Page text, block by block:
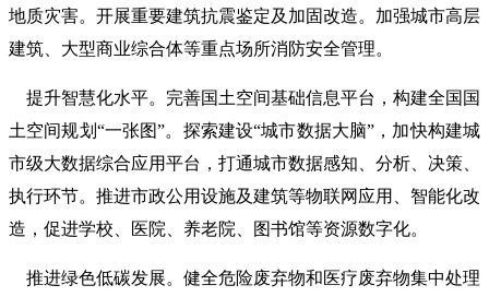
地质灾害。开展重要建筑抗震鉴定及加固改造。加强城市高层
建筑、大型商业综合体等重点场所消防安全管理。
提升智慧化水平。完善国土空间基础信息平台，构建全国国
土空间规划“一张图”。探索建设“城市数据大脑”，加快构建城
市级大数据综合应用平台，打通城市数据感知、分析、决策、
执行环节。推进市政公用设施及建筑等物联网应用、智能化改
造，促进学校、医院、养老院、图书馆等资源数字化。
推进绿色低碳发展。健全危险废弃物和医疗废弃物集中处理